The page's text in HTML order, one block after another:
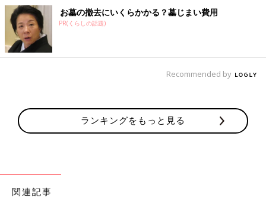
ケーキなら冷凍庫でキープできるので、いつでも大好きなケーキ
が味わえるのは魅力的ですよね。
見た目がかわいく味もバッチリ！
お墓の撤去にいくらかかる？墓じまい費用
PR(くらしの話題)
Recommended by
ランキングをもっと見る
関連記事